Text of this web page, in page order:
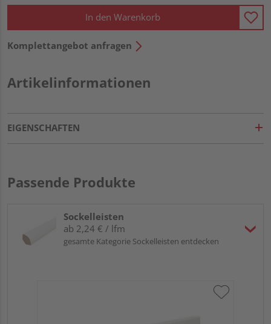
In den Warenkorb
Komplettangebot anfragen
Artikelinformationen
EIGENSCHAFTEN
Passende Produkte
Sockelleisten
ab 2,24 € / lfm
gesamte Kategorie Sockelleisten entdecken